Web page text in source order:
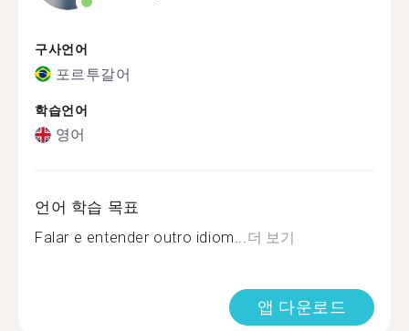
구사언어
포르투갈어
학습언어
영어
언어 학습 목표
Falar e entender outro idiom...더 보기
앱 다운로드